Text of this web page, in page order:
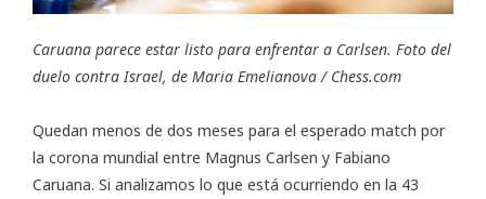
Caruana parece estar listo para enfrentar a Carlsen. Foto del
duelo contra Israel, de Maria Emelianova / Chess.com
Quedan menos de dos meses para el esperado match por
la corona mundial entre Magnus Carlsen y Fabiano
Caruana. Si analizamos lo que está ocurriendo en la 43